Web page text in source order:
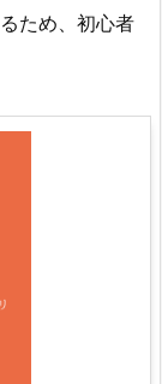
ため、初心者